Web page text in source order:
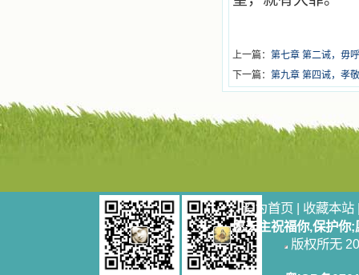
上一篇： 第七章 第二诫，毋
下一篇： 第九章 第四诫，孝
设为首页 | 收藏本站
愿天主祝福你,保护你
版权所无